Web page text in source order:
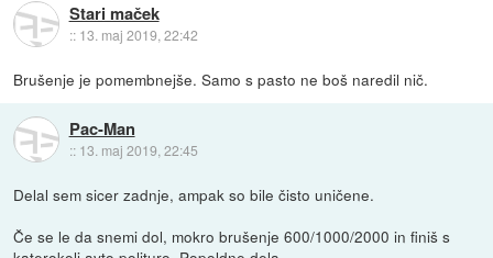
Stari maček
:: 13. maj 2019, 22:42
Brušenje je pomembnejše. Samo s pasto ne boš naredil nič.
Pac-Man
:: 13. maj 2019, 22:45
Delal sem sicer zadnje, ampak so bile čisto uničene.
Če se le da snemi dol, mokro brušenje 600/1000/2000 in finiš s